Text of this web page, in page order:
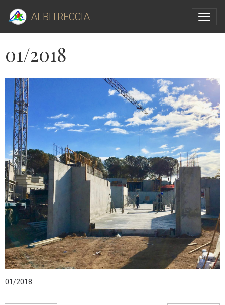
ALBITRECCIA
01/2018
01/2018